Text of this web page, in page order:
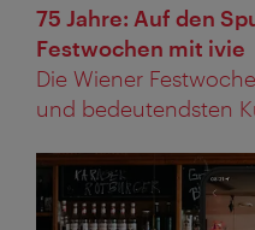
75 Jahre: Auf den
Festwochen mit ivie
Die Wiener
und bedeutendsten